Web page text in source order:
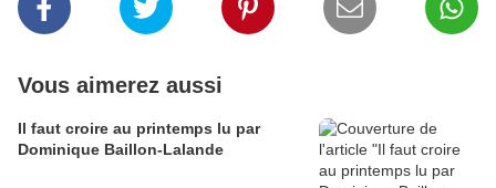
Vous aimerez aussi
Il faut croire au printemps lu par
Dominique Baillon-Lalande